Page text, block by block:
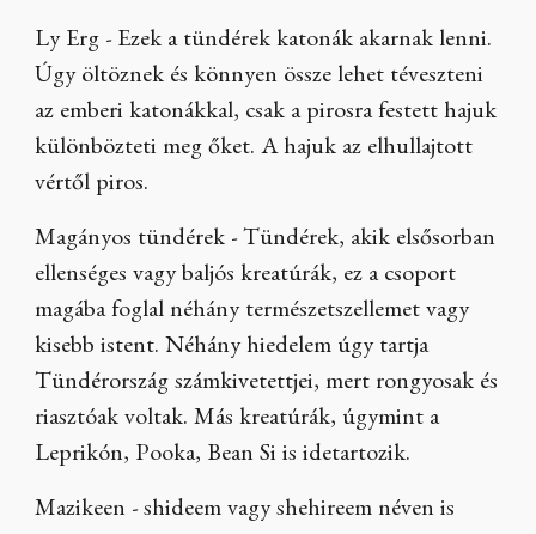
Ly Erg - Ezek a tündérek katonák akarnak lenni.
Úgy öltöznek és könnyen össze lehet téveszteni
az emberi katonákkal, csak a pirosra festett hajuk
különbözteti meg őket. A hajuk az elhullajtott
vértől piros.
Magányos tündérek - Tündérek, akik elsősorban
ellenséges vagy baljós kreatúrák, ez a csoport
magába foglal néhány természetszellemet vagy
kisebb istent. Néhány hiedelem úgy tartja
Tündérország számkivetettjei, mert rongyosak és
riasztóak voltak. Más kreatúrák, úgymint a
Leprikón, Pooka, Bean Si is idetartozik.
Mazikeen - shideem vagy shehireem néven is